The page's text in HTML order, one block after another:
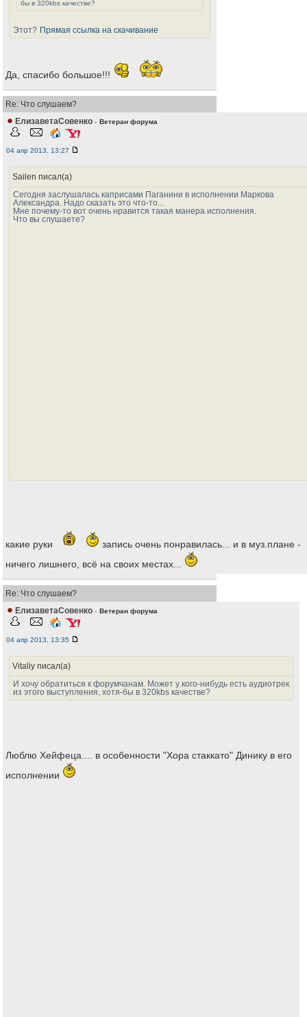
бы в 320kbs качестве?
Этот? Прямая ссылка на скачивание
Да, спасибо большое!!!
Re: Что слушаем?
ЕлизаветаСовенко - Ветеран форума
04 апр 2013, 13:27
Sailen писал(а)
Сегодня заслушалась каприсами Паганини в исполнении Маркова
Александра. Надо сказать это что-то...
Мне почему-то вот очень нравится такая манера исполнения.
Что вы слушаете?
какие руки
запись очень понравилась... и в муз.плане -
ничего лишнего, всё на своих местах...
Re: Что слушаем?
ЕлизаветаСовенко - Ветеран форума
04 апр 2013, 13:35
Vitaliy писал(а)
И хочу обратиться к форумчанам. Может у кого-нибудь есть аудиотрек
из этого выступления, хотя-бы в 320kbs качестве?
Люблю Хейфеца.... в особенности "Хора стаккато" Динику в его
исполнении